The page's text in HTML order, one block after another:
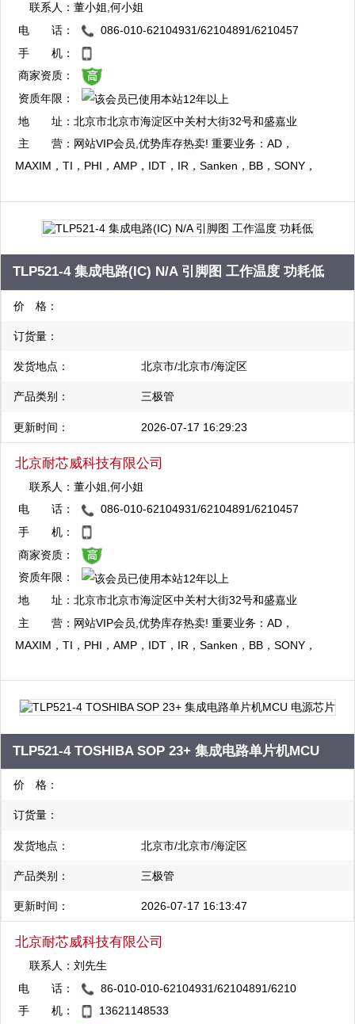
联系人：董小姐,何小姐
QQ：2880824479
复制
QQ：1344056792
复制
电 话：
086-010-62104931/62104891/6210457
8/62106431
手 机：
商家资质：
资质年限：
地 址：北京市北京市海淀区中关村大街32号和盛嘉业
大厦10层1009室
主 营： 网站VIP会员,优势库存热卖! 重要业务：AD，
MAXIM，TI，PHI，AMP，IDT，IR，Sanken，BB，SONY，
TLP521-4 集成电路(IC) N/A 引脚图 工作温度 功耗低
价 格：
订货量：
发货地点： 北京市/北京市/海淀区
产品类别： 三极管
更新时间： 2026-07-17 16:29:23
北京耐芯威科技有限公司
联系人：董小姐,何小姐
QQ：2880824479
复制
QQ：1344056792
复制
电 话：
086-010-62104931/62104891/6210457
8/62106431
手 机：
商家资质：
资质年限：
地 址：北京市北京市海淀区中关村大街32号和盛嘉业
大厦10层1009室
主 营： 网站VIP会员,优势库存热卖! 重要业务：AD，
MAXIM，TI，PHI，AMP，IDT，IR，Sanken，BB，SONY，
TLP521-4 TOSHIBA SOP 23+ 集成电路单片机MCU
电源芯片
价 格：
订货量：
发货地点： 北京市/北京市/海淀区
产品类别： 三极管
更新时间： 2026-07-17 16:13:47
北京耐芯威科技有限公司
联系人：刘先生
QQ：2880824479
电 话：
86-010-010-62104931/62104891/6210
4578
手 机：
13621148533